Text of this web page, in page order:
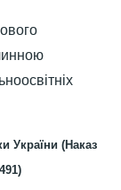
України (Наказ